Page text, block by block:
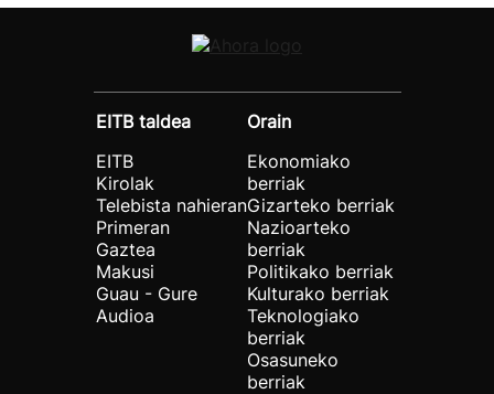
EITB taldea
EITB
Kirolak
Telebista nahieran
Primeran
Gaztea
Makusi
Guau - Gure
Audioa
Orain
Ekonomiako
berriak
Gizarteko berriak
Nazioarteko
berriak
Politikako berriak
Kulturako berriak
Teknologiako
berriak
Osasuneko
berriak